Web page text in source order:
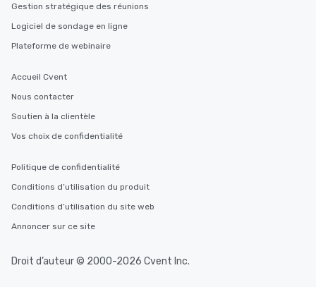
Gestion stratégique des réunions
Logiciel de sondage en ligne
Plateforme de webinaire
Accueil Cvent
Nous contacter
Soutien à la clientèle
Vos choix de confidentialité
Politique de confidentialité
Conditions d’utilisation du produit
Conditions d’utilisation du site web
Annoncer sur ce site
Droit d’auteur © 2000-2026 Cvent Inc.